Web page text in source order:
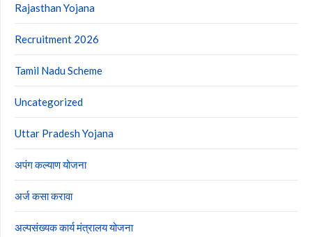
Rajasthan Yojana
Recruitment 2026
Tamil Nadu Scheme
Uncategorized
Uttar Pradesh Yojana
अपंग कल्याण योजना
अर्ज कसा करावा
अल्पसंख्यक कार्य मंत्रालय योजना